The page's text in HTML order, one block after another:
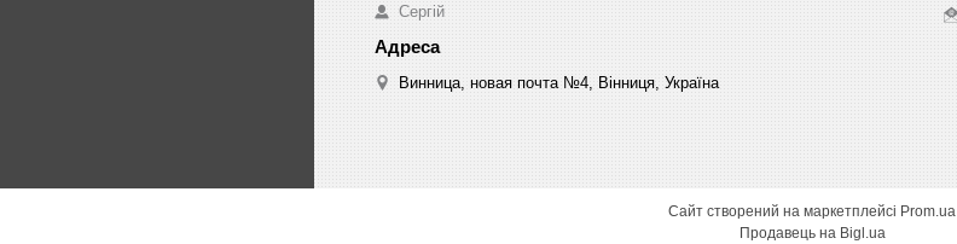
Сергій
Винница, новая почта №4, Вінниця, Україна
Сайт створений на маркетплейсі Prom.ua
Продавець на Bigl.ua